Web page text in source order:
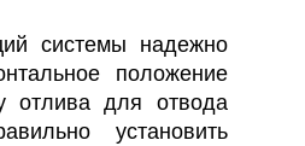
системы надежно
положение
отлива для отвода
установить